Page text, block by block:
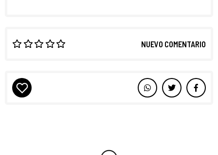
NUEVO COMENTARIO